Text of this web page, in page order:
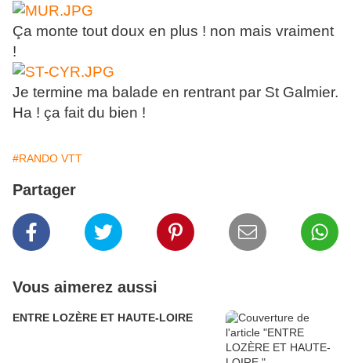
Ça monte tout doux en plus ! non mais vraiment
!
Je termine ma balade en rentrant par St Galmier.
Ha ! ça fait du bien !
#RANDO VTT
Partager
Vous aimerez aussi
ENTRE LOZÈRE ET HAUTE-LOIRE